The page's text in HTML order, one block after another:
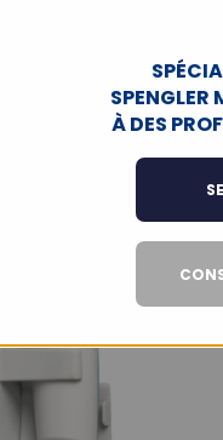
SPENGLER
À DES